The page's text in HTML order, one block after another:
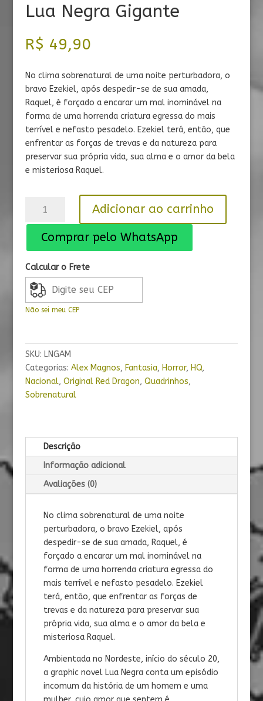
Lua Negra Gigante
R$ 49,90
No clima sobrenatural de uma noite perturbadora, o
bravo Ezekiel, após despedir-se de sua amada,
Raquel, é forçado a encarar um mal inominável na
forma de uma horrenda criatura egressa do mais
terrível e nefasto pesadelo. Ezekiel terá, então, que
enfrentar as forças de trevas e da natureza para
preservar sua própria vida, sua alma e o amor da bela
e misteriosa Raquel.​
quantidade
Adicionar ao carrinho
Comprar pelo WhatsApp
Calcular o Frete
Não sei meu CEP
SKU: LNGAM
Categorias: Alex Magnos, Fantasia, Horror, HQ,
Nacional, Original Red Dragon, Quadrinhos,
Sobrenatural
Descrição
Informação adicional
Avaliações (0)
No clima sobrenatural de uma noite
perturbadora, o bravo Ezekiel, após
despedir-se de sua amada, Raquel, é
forçado a encarar um mal inominável na
forma de uma horrenda criatura egressa do
mais terrível e nefasto pesadelo. Ezekiel
terá, então, que enfrentar as forças de
trevas e da natureza para preservar sua
própria vida, sua alma e o amor da bela e
misteriosa Raquel.​
Ambientada no Nordeste, início do século 20,
a graphic novel Lua Negra conta um episódio
incomum da história de um homem e uma